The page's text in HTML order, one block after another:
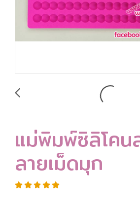
แม่พิมพ์ซิลิโคน
ลายเม็ดมุก